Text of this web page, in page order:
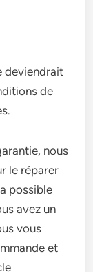
deviendrait
de
nous
le réparer
possible
avez un
vous
et